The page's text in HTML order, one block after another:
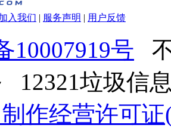
入我们 | 服务声明 | 用户反馈
10007919号
12321垃圾信
作经营许可证